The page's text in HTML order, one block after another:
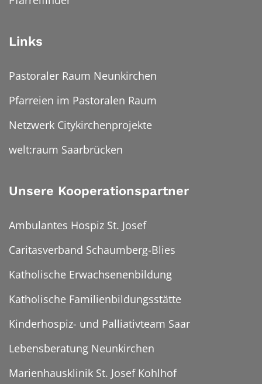
Links
Pastoraler Raum Neunkirchen
Pfarreien im Pastoralen Raum
Netzwerk Citykirchenprojekte
welt:raum Saarbrücken
Unsere Kooperationspartner
Ambulantes Hospiz St. Josef
Caritasverband Schaumberg-Blies
Katholische Erwachsenenbildung
Katholische Familienbildungsstätte
Kinderhospiz- und Palliativteam Saar
Lebensberatung Neunkirchen
Marienhausklinik St. Josef Kohlhof